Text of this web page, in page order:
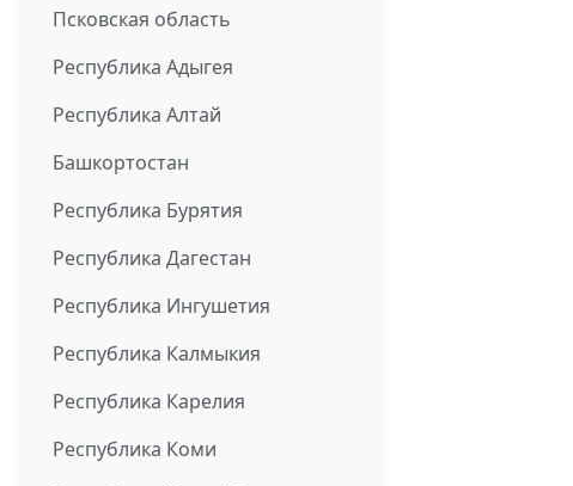
Псковская область
Республика Адыгея
Республика Алтай
Башкортостан
Республика Бурятия
Республика Дагестан
Республика Ингушетия
Республика Калмыкия
Республика Карелия
Республика Коми